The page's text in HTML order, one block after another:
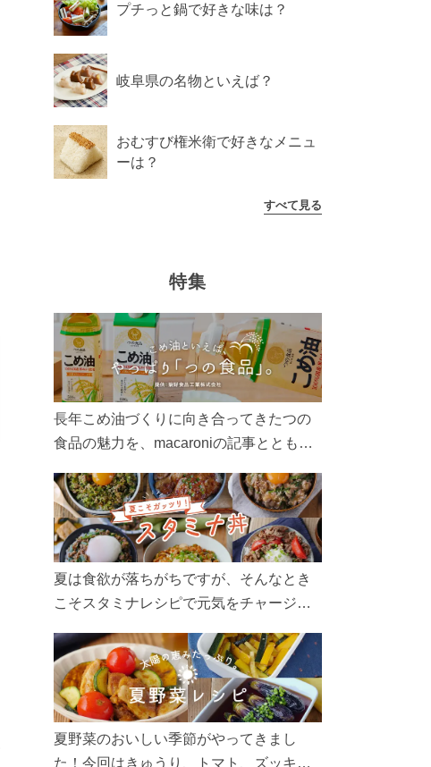
プチっと鍋で好きな味は？
岐阜県の名物といえば？
おむすび権米衛で好きなメニュ
ーは？
すべて見る
特集
長年こめ油づくりに向き合ってきたつの
食品の魅力を、macaroniの記事とともに
ん、製造現場や品質へのこだわりまで。
こめ油をもっと好きになるコンテンツを
ぜひお楽しみください。
夏は食欲が落ちがちですが、そんなとき
こそスタミナレシピで元気をチャージ！
リ食べて、夏バテを吹き飛ばしましょ
う！
夏野菜のおいしい季節がやってきまし
た！今回はきゅうり、トマト、ズッキー